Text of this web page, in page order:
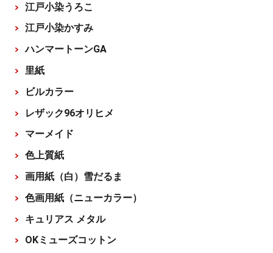
江戸小染うろこ
江戸小染かすみ
ハンマートーンGA
里紙
ビルカラー
レザック96オリヒメ
マーメイド
色上質紙
画用紙（白）雪だるま
色画用紙（ニューカラー）
キュリアス メタル
OKミューズコットン